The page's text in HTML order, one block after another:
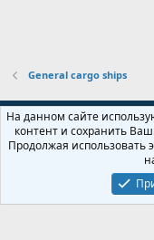
General cargo ships
Russian (RU)
Обратная связь
Политика
На данном сайте
контент и сохранить
Продолжая использовать